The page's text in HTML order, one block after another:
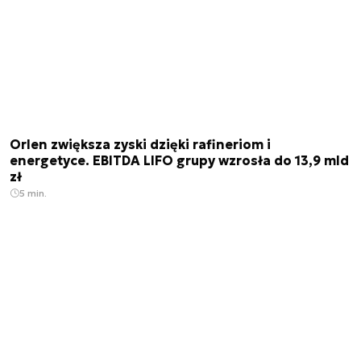
Orlen zwiększa zyski dzięki rafineriom i
energetyce. EBITDA LIFO grupy wzrosła do 13,9 mld
zł
5 min.